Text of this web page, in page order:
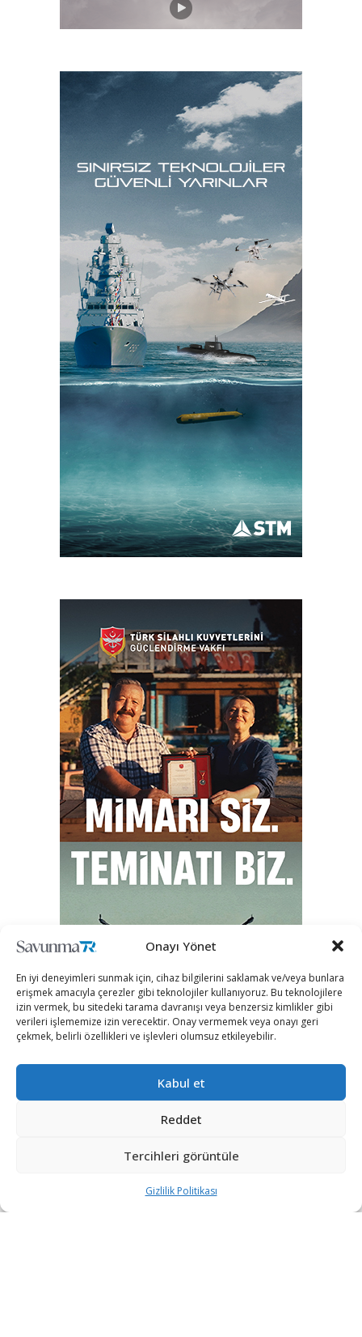
Onayı Yönet
En iyi deneyimleri sunmak için, cihaz bilgilerini saklamak ve/veya bunlara
erişmek amacıyla çerezler gibi teknolojiler kullanıyoruz. Bu teknolojilere
izin vermek, bu sitedeki tarama davranışı veya benzersiz kimlikler gibi
verileri işlememize izin verecektir. Onay vermemek veya onayı geri
çekmek, belirli özellikleri ve işlevleri olumsuz etkileyebilir.
Kabul et
Reddet
Tercihleri görüntüle
Gizlilik Politikası